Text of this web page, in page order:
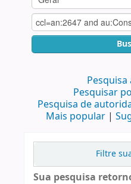
Pesquisa
Pesquisar
Pesquisa de
Mais popular
Filtre
Sua pesquisa